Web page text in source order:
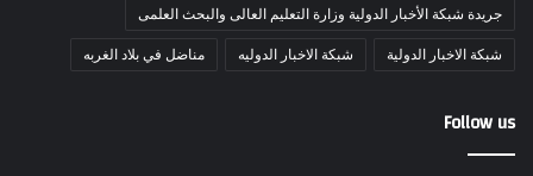
جريدة شبكة الأخبار الدولية وزارة التعليم العالى والبحث العلمى
شبكة الاخبار الدولية شبكة الاخبار الدوليه مناضل في بلاد الغربه
Follow us